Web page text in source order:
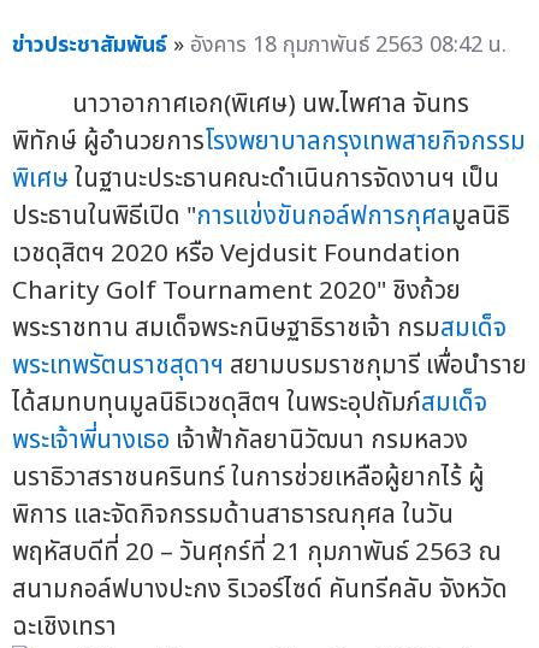
ข่าวประชาสัมพันธ์ » อังคาร 18 กุมภาพันธ์ 2563 08:42 น.
นาวาอากาศเอก(พิเศษ) นพ.ไพศาล จันทร
พิทักษ์ ผู้อำนวยการโรงพยาบาลกรุงเทพสายกิจกรรม
พิเศษในฐานะประธานคณะดำเนินการจัดงานฯ เป็น
ประธานในพิธีเปิด "การแข่งขันกอล์ฟการกุศลมูลนิธิ
เวชดุสิตฯ 2020 หรือ Vejdusit Foundation
Charity Golf Tournament 2020" ชิงถ้วย
พระราชทาน สมเด็จพระกนิษฐาธิราชเจ้า กรมสมเด็จ
พระเทพรัตนราชสุดาฯ สยามบรมราชกุมารี เพื่อนำราย
ได้สมทบทุนมูลนิธิเวชดุสิตฯ ในพระอุปถัมภ์สมเด็จ
พระเจ้าพี่นางเธอ เจ้าฟ้ากัลยานิวัฒนา กรมหลวง
นราธิวาสราชนครินทร์ ในการช่วยเหลือผู้ยากไร้ ผู้
พิการ และจัดกิจกรรมด้านสาธารณกุศล ในวัน
พฤหัสบดีที่ 20 – วันศุกร์ที่ 21 กุมภาพันธ์ 2563 ณ
สนามกอล์ฟบางปะกง ริเวอร์ไซด์ คันทรีคลับ จังหวัด
ฉะเชิงเทรา